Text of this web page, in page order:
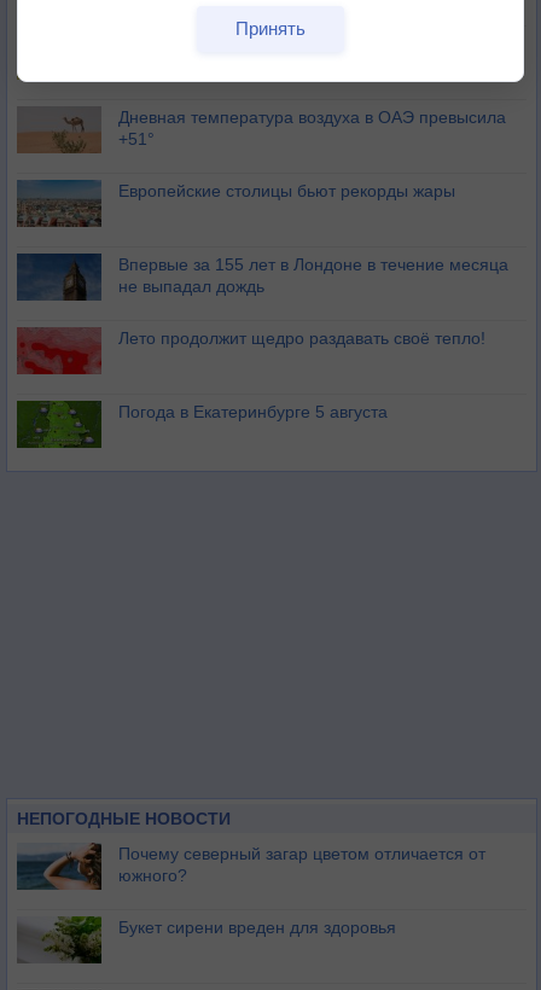
В Центральной России наступают самые жаркие
Дневная температура воздуха в ОАЭ превысила
+51°
Европейские столицы бьют рекорды жары
Впервые за 155 лет в Лондоне в течение месяца
не выпадал дождь
Лето продолжит щедро раздавать своё тепло!
Погода в Екатеринбурге 5 августа
НЕПОГОДНЫЕ НОВОСТИ
Почему северный загар цветом отличается от
южного?
Букет сирени вреден для здоровья
Принять